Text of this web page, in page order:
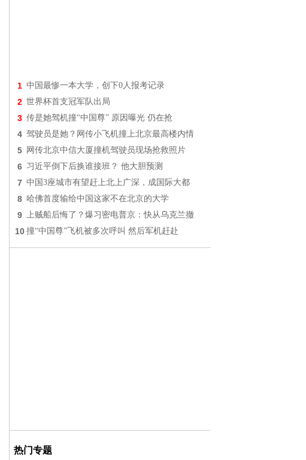
1 中国最惨一本大学，创下0人报考记录
2 世界杯首支冠军队出局
3 传是她驾机撞“中国尊” 原因曝光 仍在抢
4 驾驶员是她？网传小飞机撞上北京最高楼内情
5 网传北京中信大厦撞机驾驶员现场抢救照片
6 习近平倒下后换谁接班？ 他大胆预测
7 中国3座城市有望赶上北上广深，成国际大都
8 哈佛首度输给中国这家不在北京的大学
9 上贼船后悔了？爆习密电普京：快从乌克兰撤
10 撞“中国尊”飞机被多次呼叫 然后军机赶赴
热门专题